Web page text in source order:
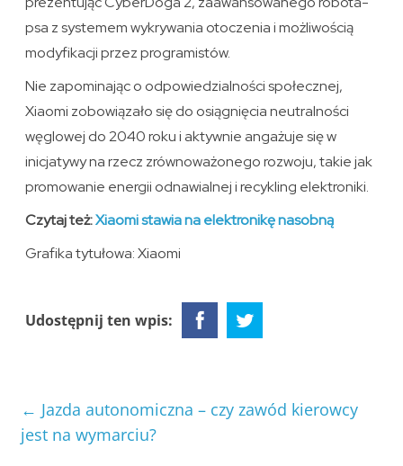
psa z systemem wykrywania otoczenia i możliwością
modyfikacji przez programistów.
Nie zapominając o odpowiedzialności społecznej,
Xiaomi zobowiązało się do osiągnięcia neutralności
węglowej do 2040 roku i aktywnie angażuje się w
inicjatywy na rzecz zrównoważonego rozwoju, takie jak
promowanie energii odnawialnej i recykling elektroniki.
Czytaj też:Xiaomi stawia na elektronikę nasobną
Grafika tytułowa: Xiaomi
Udostępnij ten wpis:
← Jazda autonomiczna – czy zawód kierowcy
jest na wymarciu?